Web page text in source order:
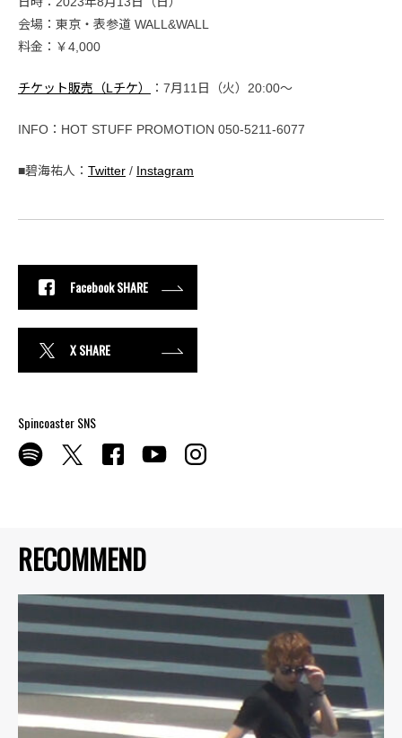
RECOMMEND
会場：東京・表参道 WALL&WALL
料金：￥4,000
チケット販売（Lチケ） ：7月11日（火）20:00〜
INFO：HOT STUFF PROMOTION 050-5211-6077
■碧海祐人： Twitter / Instagram
Facebook SHARE
X SHARE
Spincoaster SNS